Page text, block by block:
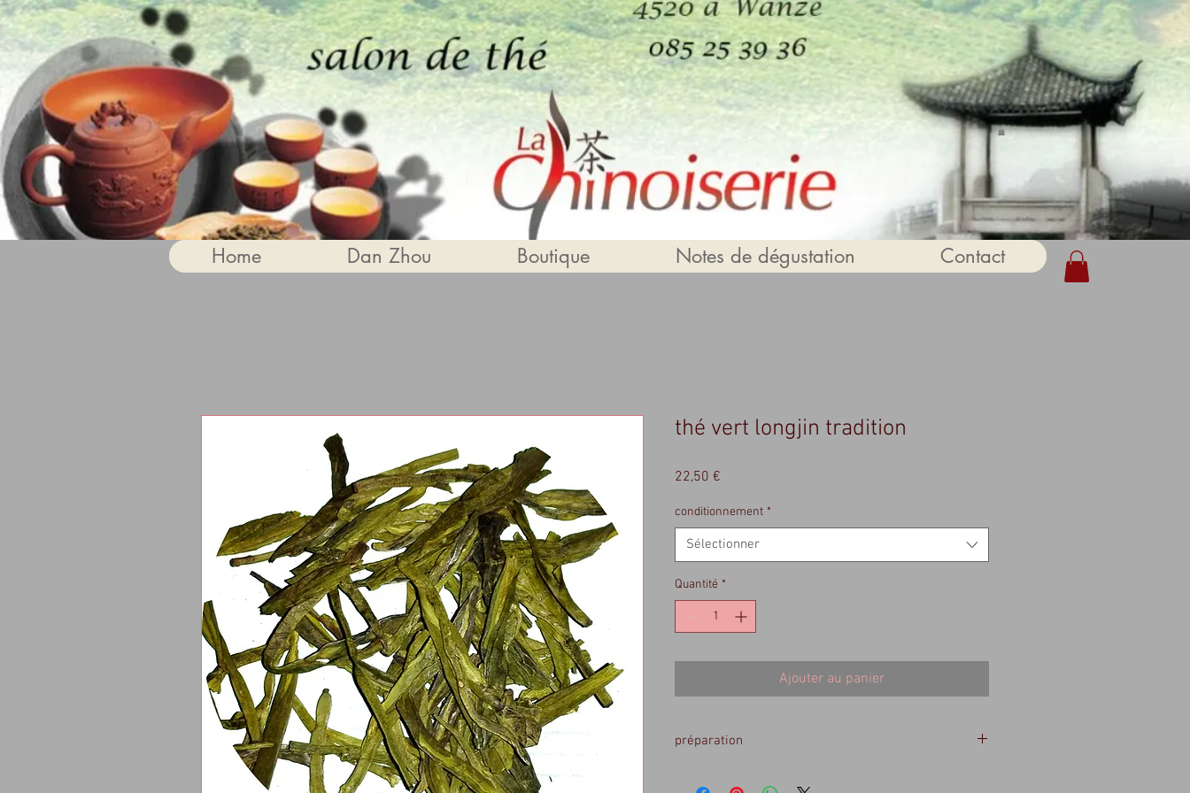
Home Dan Zhou Boutique Notes de dégustation Contact
thé vert longjin tradition
22,50 €
conditionnement *
Sélectionner
Quantité *
Ajouter au panier
préparation